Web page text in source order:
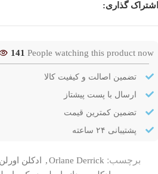
اشتراک گذاری:
141 People watching this product now!
تضمین اصالت و کیفیت کالا
ارسال با پست پیشتاز
تضمین کمترین قیمت
پشتیبانی ۲۴ ساعته
برچسب: Orlane Derrick
, ادکلن